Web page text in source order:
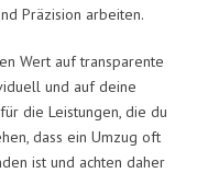
Präzision arbeiten.
Wert auf transparente
und auf deine
die Leistungen, die du
dass ein Umzug oft
ist und achten daher